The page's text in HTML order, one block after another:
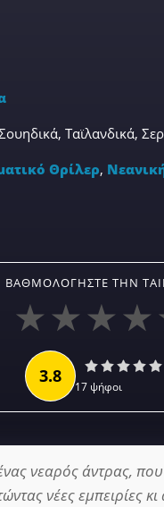
Ταϊλανδικά,
Θρίλερ,
ΒΑΘΜΟΛΟΓΉΣΤΕ ΤΗΝ
3.8 17 ψήφοι
νεαρός άντρας,
νέες εμπειρίες